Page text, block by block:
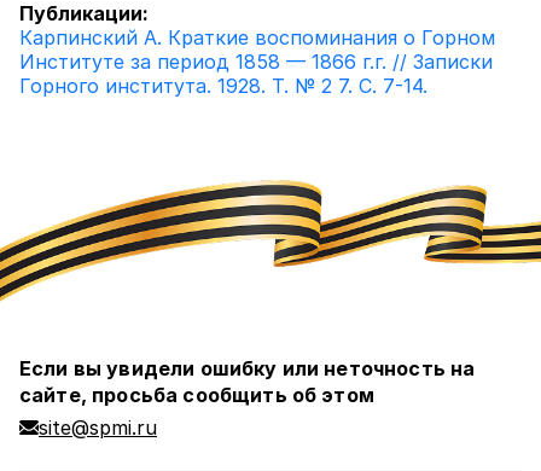
Публикации:
Карпинский А. Краткие воспоминания о Горном
Институте за период 1858 — 1866 г.г. // Записки
Горного института. 1928. Т. № 2 7. С. 7-14.
Если вы увидели ошибку или неточность на
сайте, просьба сообщить об этом
site@spmi.ru